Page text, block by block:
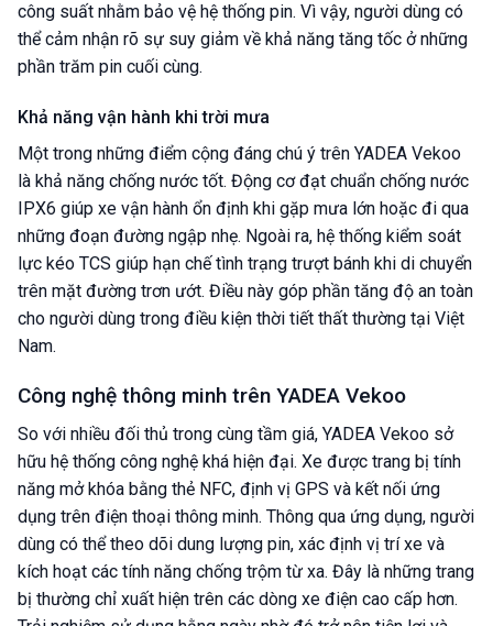
công suất nhằm bảo vệ hệ thống pin. Vì vậy, người dùng có
thể cảm nhận rõ sự suy giảm về khả năng tăng tốc ở những
phần trăm pin cuối cùng.
Khả năng vận hành khi trời mưa
Một trong những điểm cộng đáng chú ý trên YADEA Vekoo
là khả năng chống nước tốt. Động cơ đạt chuẩn chống nước
IPX6 giúp xe vận hành ổn định khi gặp mưa lớn hoặc đi qua
những đoạn đường ngập nhẹ. Ngoài ra, hệ thống kiểm soát
lực kéo TCS giúp hạn chế tình trạng trượt bánh khi di chuyển
trên mặt đường trơn ướt. Điều này góp phần tăng độ an toàn
cho người dùng trong điều kiện thời tiết thất thường tại Việt
Nam.
Công nghệ thông minh trên YADEA Vekoo
So với nhiều đối thủ trong cùng tầm giá, YADEA Vekoo sở
hữu hệ thống công nghệ khá hiện đại. Xe được trang bị tính
năng mở khóa bằng thẻ NFC, định vị GPS và kết nối ứng
dụng trên điện thoại thông minh. Thông qua ứng dụng, người
dùng có thể theo dõi dung lượng pin, xác định vị trí xe và
kích hoạt các tính năng chống trộm từ xa. Đây là những trang
bị thường chỉ xuất hiện trên các dòng xe điện cao cấp hơn.